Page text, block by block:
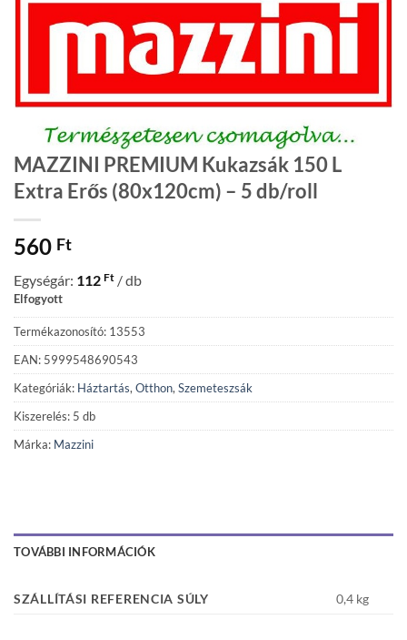
MAZZINI PREMIUM Kukazsák 150 L
Extra Erős (80x120cm) – 5 db/roll
560 Ft
Egységár: 112 Ft / db
Elfogyott
Termékazonosító: 13553
EAN: 5999548690543
Kategóriák: Háztartás,Otthon,Szemeteszsák
Kiszerelés: 5 db
Márka: Mazzini
TOVÁBBI INFORMÁCIÓK
SZÁLLÍTÁSI REFERENCIA SÚLY 0,4 kg